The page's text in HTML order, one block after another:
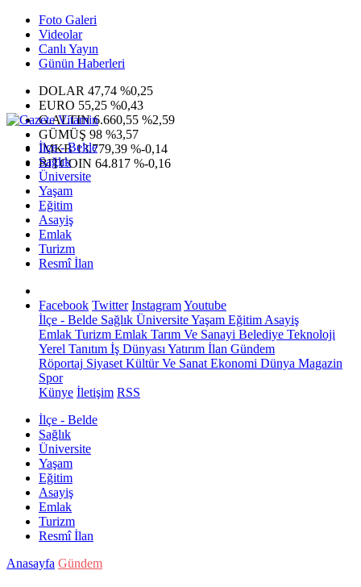
Foto Galeri
Videolar
Canlı Yayın
Günün Haberleri
DOLAR 47,74 %0,25
EURO 55,25 %0,43
G.ALTIN6.660,55 %2,59
GÜMÜŞ 98 %3,57
IMKB13.779,39 %-0,14
BITCOIN 64.817 %-0,16
İlçe - Belde
Sağlık
Üniversite
Yaşam
Eğitim
Asayiş
Emlak
Turizm
Resmî İlan
Facebook Twitter InstagramYoutube
İlçe - Belde Sağlık ÜniversiteYaşam Eğitim Asayiş
Emlak Turizm Emlak Tarım Ve Sanayi Belediye Teknoloji
Yerel Tanıtım İş Dünyası Yatırım İlan Gündem
Röportaj Siyaset Kültür Ve Sanat Ekonomi Dünya Magazin
Spor
Künye İletişim RSS
İlçe - Belde
Sağlık
Üniversite
Yaşam
Eğitim
Asayiş
Emlak
Turizm
Resmî İlan
Anasayfa Gündem